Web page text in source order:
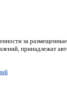
за
принадлежат